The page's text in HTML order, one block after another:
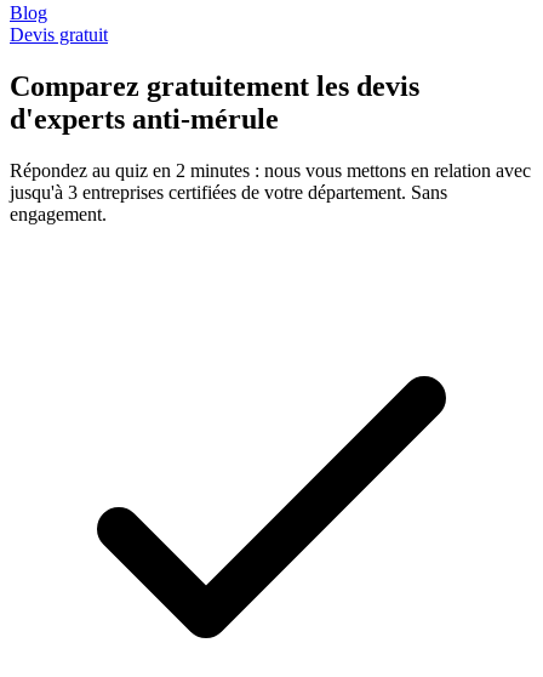
Blog
Devis gratuit
Comparez gratuitement les devis
d'experts anti-mérule
Répondez au quiz en 2 minutes : nous vous mettons en relation avec
jusqu'à 3 entreprises certifiées de votre département. Sans
engagement.